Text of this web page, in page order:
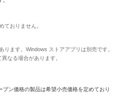
ておりません。
ます。Windows ストアアプリは別売です。
なる場合があります。
ン価格の製品は希望小売価格を定めており